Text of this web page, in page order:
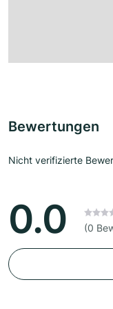
Bewertungen
Nicht verifizierte
0.0 (0